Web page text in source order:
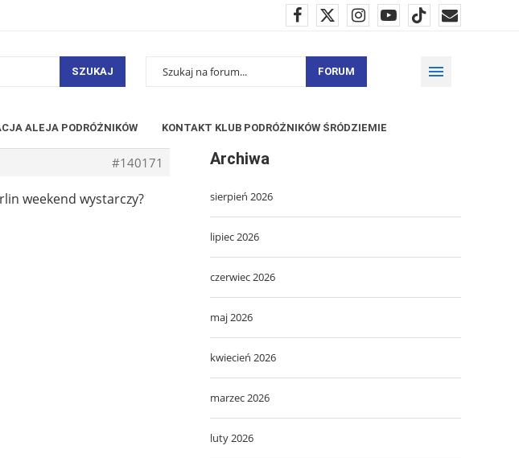
SZUKAJ FORUM
ALEJA PODRÓŻNIKÓW KONTAKT KLUB PODRÓŻNIKÓW ŚRÓDZIEMIE
#140171
weekend wystarczy?
Archiwa
sierpień 2026
lipiec 2026
czerwiec 2026
maj 2026
kwiecień 2026
marzec 2026
luty 2026